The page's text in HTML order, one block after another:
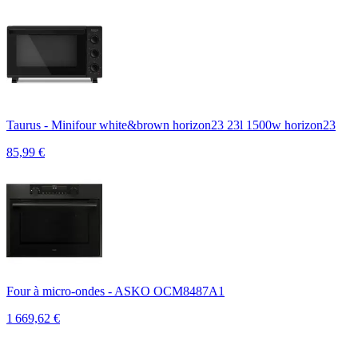
Taurus - Minifour white&brown horizon23 23l 1500w horizon23
85,99 €
Four à micro-ondes - ASKO OCM8487A1
1 669,62 €